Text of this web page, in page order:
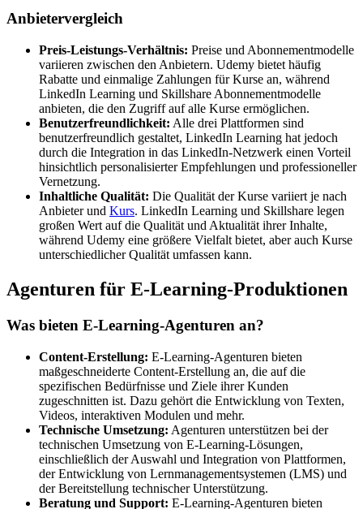
Anbietervergleich
Preis-Leistungs-Verhältnis: Preise und Abonnementmodelle
variieren zwischen den Anbietern. Udemy bietet häufig
Rabatte und einmalige Zahlungen für Kurse an, während
LinkedIn Learning und Skillshare Abonnementmodelle
anbieten, die den Zugriff auf alle Kurse ermöglichen.
Benutzerfreundlichkeit: Alle drei Plattformen sind
benutzerfreundlich gestaltet, LinkedIn Learning hat jedoch
durch die Integration in das LinkedIn-Netzwerk einen Vorteil
hinsichtlich personalisierter Empfehlungen und professioneller
Vernetzung.
Inhaltliche Qualität: Die Qualität der Kurse variiert je nach
Anbieter und Kurs. LinkedIn Learning und Skillshare legen
großen Wert auf die Qualität und Aktualität ihrer Inhalte,
während Udemy eine größere Vielfalt bietet, aber auch Kurse
unterschiedlicher Qualität umfassen kann.
Agenturen für E-Learning-Produktionen
Was bieten E-Learning-Agenturen an?
Content-Erstellung: E-Learning-Agenturen bieten
maßgeschneiderte Content-Erstellung an, die auf die
spezifischen Bedürfnisse und Ziele ihrer Kunden
zugeschnitten ist. Dazu gehört die Entwicklung von Texten,
Videos, interaktiven Modulen und mehr.
Technische Umsetzung: Agenturen unterstützen bei der
technischen Umsetzung von E-Learning-Lösungen,
einschließlich der Auswahl und Integration von Plattformen,
der Entwicklung von Lernmanagementsystemen (LMS) und
der Bereitstellung technischer Unterstützung.
Beratung und Support: E-Learning-Agenturen bieten